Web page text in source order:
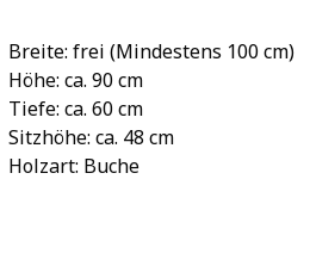
Breite: frei (Mindestens 100 cm)
Höhe: ca. 90 cm
Tiefe: ca. 60 cm
Sitzhöhe: ca. 48 cm
Holzart: Buche